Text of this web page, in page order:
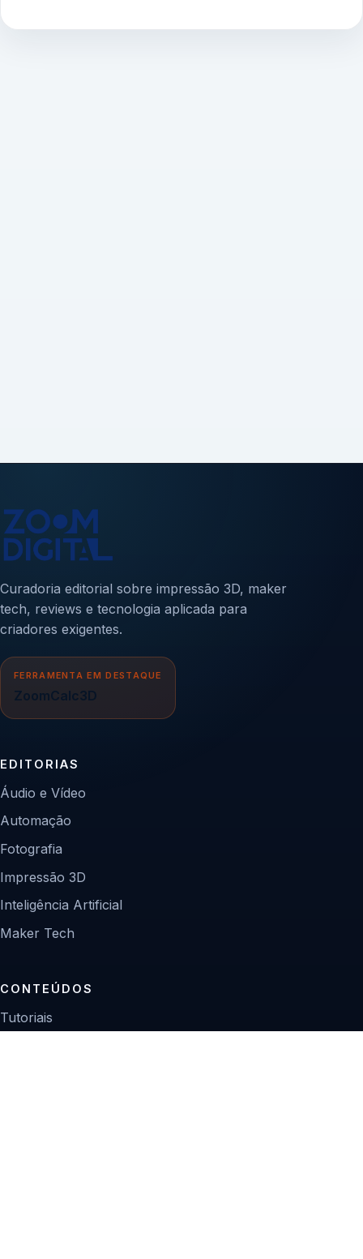
Curadoria editorial sobre impressão 3D, maker
tech, reviews e tecnologia aplicada para
criadores exigentes.
FERRAMENTA EM DESTAQUE
ZoomCalc3D
EDITORIAS
Áudio e Vídeo
Automação
Fotografia
Impressão 3D
Inteligência Artificial
Maker Tech
CONTEÚDOS
Tutoriais